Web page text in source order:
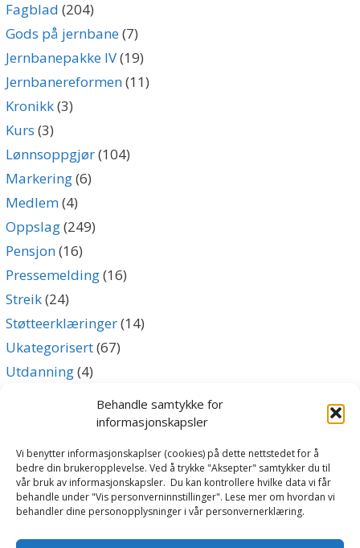
Behandle samtykke for
informasjonskapsler
Vi benytter informasjonskaplser (cookies) på dette nettstedet for å
bedre din brukeropplevelse. Ved å trykke "Aksepter" samtykker du til
vår bruk av informasjonskapsler. Du kan kontrollere hvilke data vi får
behandle under "Vis personverninnstillinger". Lese mer om hvordan vi
behandler dine personopplysninger i vår personvernerklæring.
Fagblad (204)
Gods på jernbane(7)
Jernbanepakke IV(19)
Jernbanereformen(11)
Kronikk(3)
Kurs (3)
Lønnsoppgjør(104)
Markering(6)
Medlem(4)
Oppslag(249)
Pensjon(16)
Pressemelding(16)
Streik(24)
Støtteerklæringer(14)
Ukategorisert(67)
Utdanning(4)
Archives